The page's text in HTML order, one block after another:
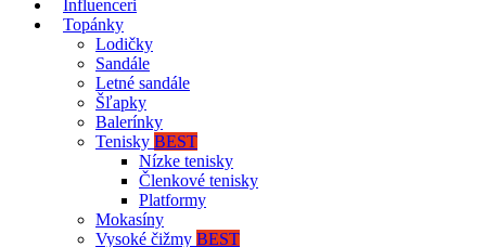
Influenceri
Topánky
Lodičky
Sandále
Letné sandále
Šľapky
Balerínky
Tenisky BEST
Nízke tenisky
Členkové tenisky
Platformy
Mokasíny
Vysoké čižmy BEST